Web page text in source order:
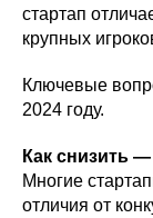
стартап
крупных
Ключевые
2024 году.
Как снизить —
Многие
отличия от